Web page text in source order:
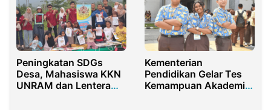
Peningkatan SDGs
Desa, Mahasiswa KKN
UNRAM dan Lentera
Kementerian
Pendidikan Gelar Tes
Kemampuan Akademik